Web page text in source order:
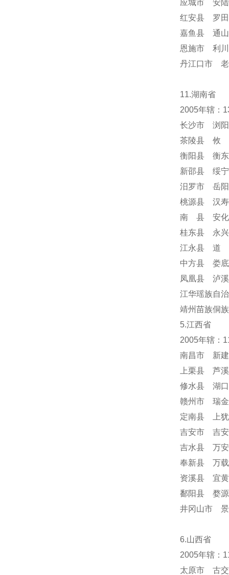
应城市 安
红安县 罗
嘉鱼县 通
恩施市 利
丹江口市
11.湖南省
2005年辖：
长沙市 浏
茶陵县 攸
衡阳县 衡
新邵县 绥
汨罗市 岳
桃源县 汉
南 县 安化
桂东县 永
江永县 道
中方县 娄
凤凰县 泸
江华瑶族自
靖州苗族侗
5.江西省
2005年辖：
南昌市 新
上栗县 芦
修水县 湖
赣州市 瑞
定南县 上
吉安市 吉
吉水县 万
奉新县 万
资溪县 宜
鄱阳县 婺
井冈山市 景
6.山西省
2005年辖：
太原市 古